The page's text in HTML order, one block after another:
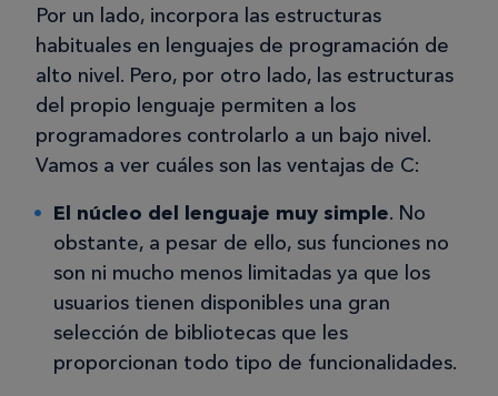
Por un lado, incorpora las estructuras
habituales en lenguajes de programación de
alto nivel. Pero, por otro lado, las estructuras
del propio lenguaje permiten a los
programadores controlarlo a un bajo nivel.
Vamos a ver cuáles son las ventajas de C:
El núcleo del lenguaje muy simple. No
obstante, a pesar de ello, sus funciones no
son ni mucho menos limitadas ya que los
usuarios tienen disponibles una gran
selección de bibliotecas que les
proporcionan todo tipo de funcionalidades.